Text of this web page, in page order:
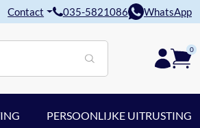
Contact 035-5821086 WhatsApp
0
PERSOONLIJKE UITRUSTING